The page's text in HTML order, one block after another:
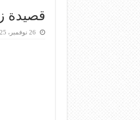
قصيدة
26 نوفمبر، 2025